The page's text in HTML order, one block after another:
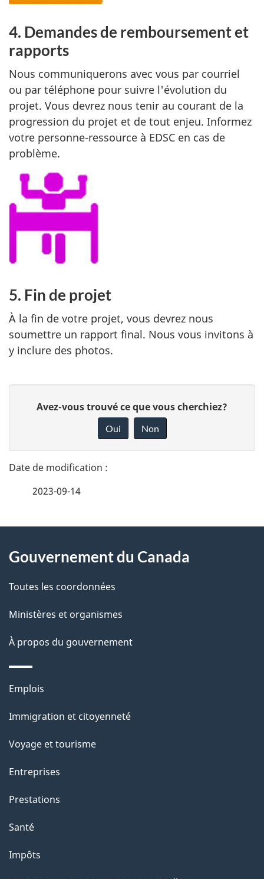
4. Demandes de remboursement et
rapports
Nous communiquerons avec vous par courriel
ou par téléphone pour suivre l'évolution du
projet. Vous devrez nous tenir au courant de la
progression du projet et de tout enjeu. Informez
votre personne-ressource à EDSC en cas de
problème.
5. Fin de projet
À la fin de votre projet, vous devrez nous
soumettre un rapport final. Nous vous invitons à
y inclure des photos.
t
a
l
s
l
a
p
a
g
e
n
o
t
e
r
é
t
r
a
c
i
o
s
u
c
Avez-vous trouvé ce que vous cherchiez?
Oui Non
2023-09-14
propos
de
ce
site
Gouvernement du Canada
Toutes les coordonnées
Ministères et organismes
À propos du gouvernement
Thèmes
sujets
Emplois
Immigration et citoyenneté
Voyage et tourisme
Entreprises
Prestations
Santé
Impôts